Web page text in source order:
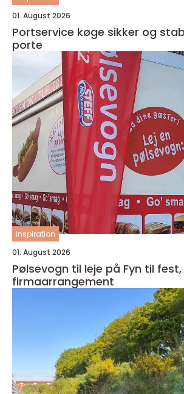
01. August 2026
Portservice køge sikker og stabil drift af dine
porte
inspiration
01. August 2026
Pølsevogn til leje på Fyn til
firmaarrangement